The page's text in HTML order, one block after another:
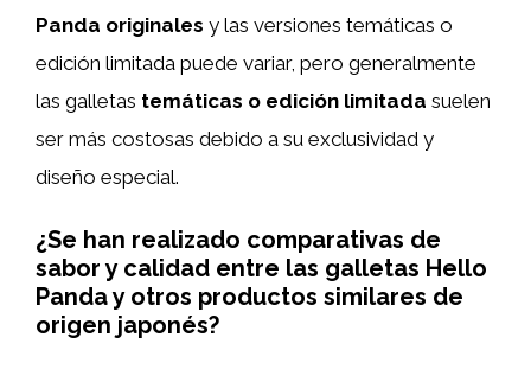
Panda originales y las versiones temáticas o
edición limitada puede variar, pero generalmente
las galletas temáticas o edición limitada suelen
ser más costosas debido a su exclusividad y
diseño especial.
¿Se han realizado comparativas de
sabor y calidad entre las galletas Hello
Panda y otros productos similares de
origen japonés?